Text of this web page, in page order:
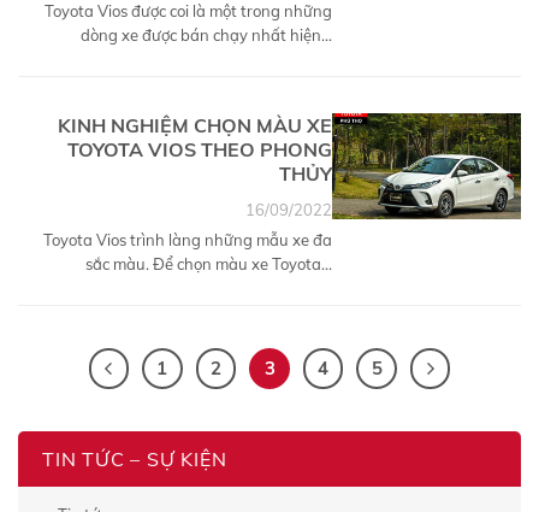
TIN TỨC – SỰ KIỆN
Toyota Vios được coi là một trong những
dòng xe được bán chạy nhất hiện...
KINH NGHIỆM CHỌN MÀU XE
TOYOTA VIOS THEO PHONG
THỦY
Toyota Vios trình làng những mẫu xe đa
sắc màu. Để chọn màu xe Toyota...
16/09/2022
1 2 3 4 5